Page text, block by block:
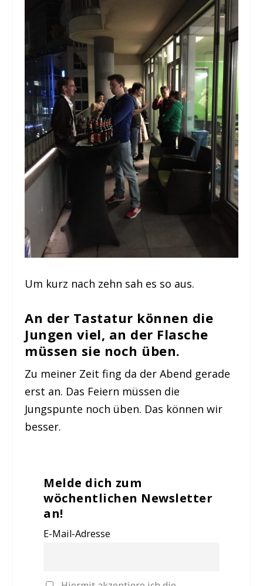
Um kurz nach zehn sah es so aus.
An der Tastatur können die
Jungen viel, an der Flasche
müssen sie noch üben.
Zu meiner Zeit fing da der Abend gerade
erst an. Das Feiern müssen die
Jungspunte noch üben. Das können wir
besser.
Melde dich zum
wöchentlichen Newsletter
an!
E-Mail-Adresse